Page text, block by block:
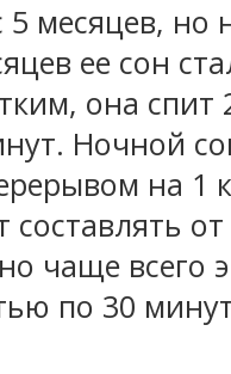
месяцев, но
ее сон
она спит
Ночной
на 1
чаще всего
по 30